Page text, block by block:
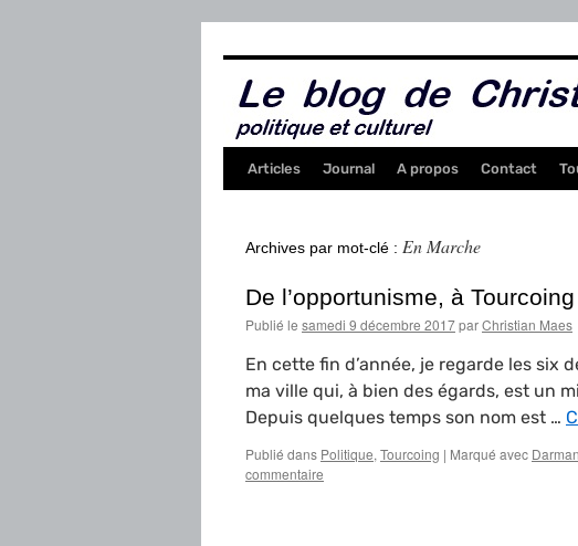
Articles Journal A propos Contact
Archives par mot-clé : En Marche
De l’opportunisme, à
Publié le samedi 9 décembre 2017parChristian Maes
En cette fin d’année, je regarde les six
ma ville qui, à bien des égards, est un
Depuis quelques temps son nom est …
Publié dans Politique, Tourcoing | Marqué avec
commentaire